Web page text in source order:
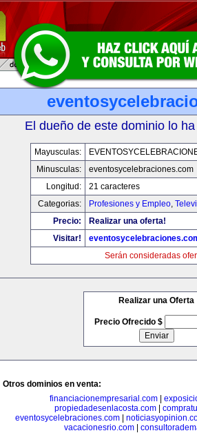
El dueño de este dominio lo
Mayusculas:
Minusculas:
eventosycelebraciones.com
Longitud:
21 caracteres
Categorias:
Profesiones y Empleo,
Precio:
Realizar una oferta!
Visitar!
Serán consideradas
Realizar una Oferta
Precio Ofrecido $
Otros dominios en venta:
financiacionempresarial.com
propiedadesenlacosta.com
eventosycelebraciones.com|
vacacionesrio.com